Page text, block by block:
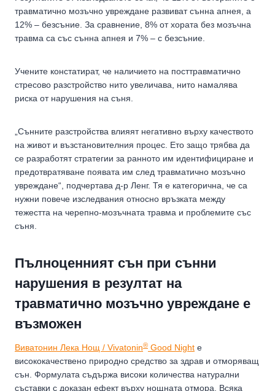
травматично мозъчно увреждане развиват сънна апнея, а
12% – безсъние. За сравнение, 8% от хората без мозъчна
травма са със сънна апнея и 7% – с безсъние.
Учените констатират, че наличието на посттравматично
стресово разстройство нито увеличава, нито намалява
риска от нарушения на съня.
„Сънните разстройства влияят негативно върху качеството
на живот и възстановителния процес. Ето защо трябва да
се разработят стратегии за ранното им идентифициране и
предотвратяване появата им след травматично мозъчно
увреждане“, подчертава д-р Ленг. Тя е категорична, че са
нужни повече изследвания относно връзката между
тежестта на черепно-мозъчната травма и проблемите със
съня.
Пълноценният сън при сънни
нарушения в резултат на
травматично мозъчно увреждане е
възможен
Виватонин Лека Нощ / Vivatonin® Good Night е
висококачествено природно средство за здрав и отморяващ
сън. Формулата съдържа високи количества натурални
съставки с доказан ефект върху нощната отмора. Всяка